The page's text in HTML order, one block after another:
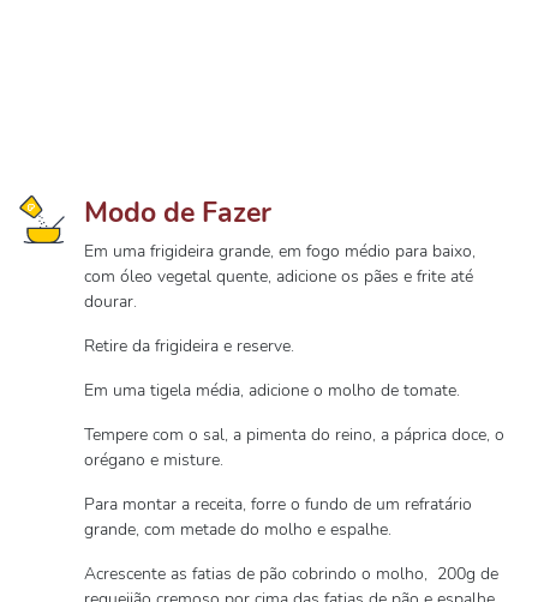
Modo de Fazer
Em uma frigideira grande, em fogo médio para baixo,
com óleo vegetal quente, adicione os pães e frite até
dourar.
Retire da frigideira e reserve.
Em uma tigela média, adicione o molho de tomate.
Tempere com o sal, a pimenta do reino, a páprica doce, o
orégano e misture.
Para montar a receita, forre o fundo de um refratário
grande, com metade do molho e espalhe.
Acrescente as fatias de pão cobrindo o molho, 200g de